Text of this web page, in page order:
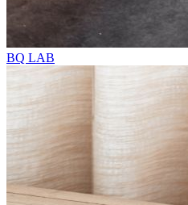
BQ LAB